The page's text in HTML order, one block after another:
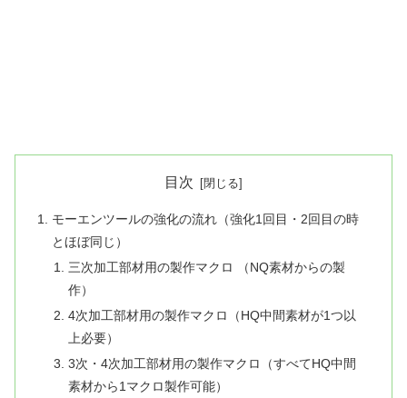
目次
モーエンツールの強化の流れ（強化1回目・2回目の時
とほぼ同じ）
三次加工部材用の製作マクロ （NQ素材からの製
作）
4次加工部材用の製作マクロ（HQ中間素材が1つ以
上必要）
3次・4次加工部材用の製作マクロ（すべてHQ中間
素材から1マクロ製作可能）